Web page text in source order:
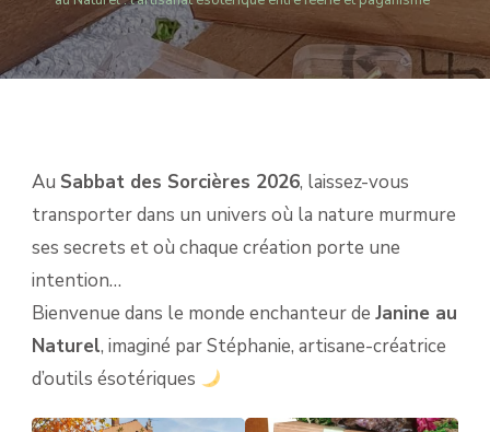
Au Sabbat des Sorcières 2026, laissez-vous
transporter dans un univers où la nature murmure
ses secrets et où chaque création porte une
intention…
Bienvenue dans le monde enchanteur de Janine au
Naturel, imaginé par Stéphanie, artisane-créatrice
d’outils ésotériques